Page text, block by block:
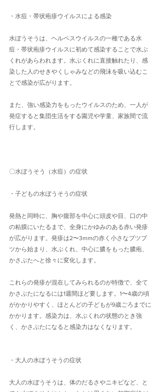
・水痘・帯状疱疹ウイルスによる感染
水ぼうそうは、ヘルペスウイルスの一種である水
痘・帯状疱疹ウイルスに初めて感染することで水ぶ
くれがあらわれます。水ぶくれに直接触れたり、感
染した人のせきやくしゃみなどの飛沫を吸い込むこ
とで感染が広がります。
また、強い感染力をもったウイルスのため、一人が
発症すると集団生活をする園児や学童、家族間で流
行します。
〇水ぼうそう（水痘）の症状
・子どもの水ぼうそうの症状
発熱と同時に、胸や腹部を中心に頭皮や目、口の中
の粘膜にいたるまで、全身にかゆみのある赤い発疹
が広がります。発疹は2〜3mmの赤く小さなブツブ
ツから始まり、水ぶくれ、中心に膿をもった膿疱、
かさぶたへと徐々に変化します。
これらの発疹が混在してみられるのが特徴で、全て
かさぶたになるには1週間ほど要します。1〜4歳の頃
がかかりやすく、ほとんどの子どもが9歳ごろまでに
かかります。感染力は、水ぶくれの状態のとき強
く、かさぶたになると感染力はなくなります。
・大人の水ぼうそうの症状
大人の水ぼうそうは、体のだるさやニキビなど、と